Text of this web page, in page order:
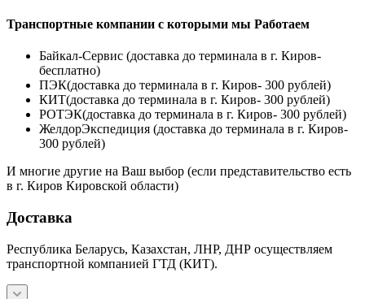
Транспортные компании с которыми мы Работаем
Байкал-Сервис (доставка до терминала в г. Киров-
бесплатно)
ПЭК(доставка до терминала в г. Киров- 300 рублей)
КИТ(доставка до терминала в г. Киров- 300 рублей)
РОТЭК(доставка до терминала в г. Киров- 300 рублей)
ЖелдорЭкспедиция (доставка до терминала в г. Киров-
300 рублей)
И многие другие на Ваш выбор (если представительство есть
в г. Киров Кировской области)
Доставка
Республика Беларусь, Казахстан, ЛНР, ДНР осуществляем
транспортной компанией ГТД (КИТ).